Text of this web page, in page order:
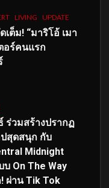
LIVING UPDATE
เต็ม! “มาริโอ้ เมา
อร์คนแรก
ร่วมสร้างปรากฏ
สุดสนุก กับ
Midnight
บ On The Way
ผ่าน Tik Tok